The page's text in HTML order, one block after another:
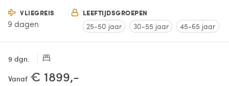
VLIEGREIS
9 dagen
LEEFTIJDSGROEPEN
25-50 jaar 30-55 jaar 45-65 jaar
9 dgn.
Vanaf € 1899,-